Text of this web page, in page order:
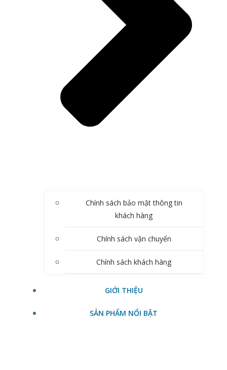
Chính sách bảo mật thông tin
khách hàng
Chính sách vận chuyển
Chính sách khách hàng
GIỚI THIỆU
SẢN PHẨM NỔI BẬT